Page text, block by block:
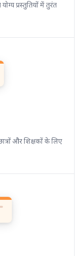
प्रस्तुतियों में तुरंत
और शिक्षकों के लिए